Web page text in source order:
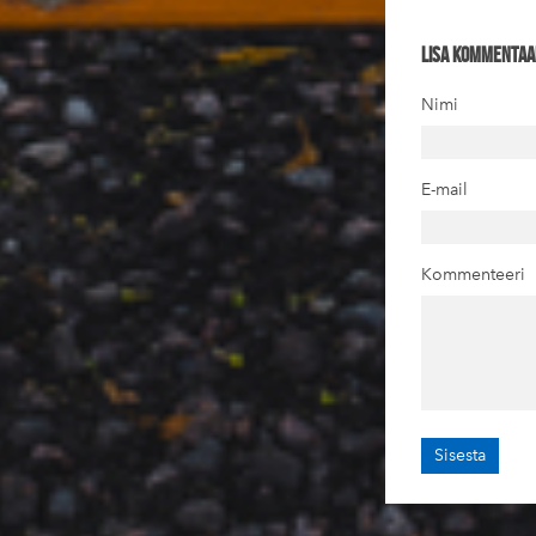
Lisa
Nimi
E-mail
Kommenteeri